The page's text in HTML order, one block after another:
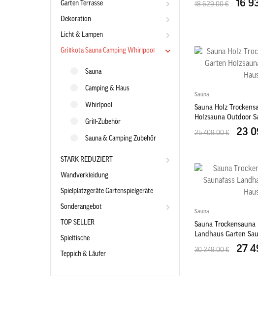
Garten Terrasse
Dekoration
Licht & Lampen
Grillkota Sauna Camping Whirlpool
Sauna
Camping & Haus
Whirlpool
Grill-Zubehör
Sauna & Camping Zubehör
STARK REDUZIERT
Wandverkleidung
Spielplatzgeräte Gartenspielgeräte
Sonderangebot
TOP SELLER
Spieltische
Teppich & Läufer
18 629.00 € 16
Sauna
Sauna Holz
Holzsauna Outdoor
25 409.00 € 23
Sauna
Sauna
Landhaus Garten
30 249.00 € 27